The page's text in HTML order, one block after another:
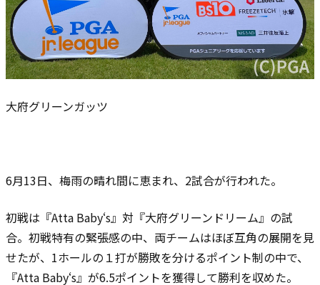
大府グリーンガッツ
6月13日、梅雨の晴れ間に恵まれ、2試合が行われた。
初戦は『Atta Baby‘s』対『大府グリーンドリーム』の試
合。初戦特有の緊張感の中、両チームはほぼ互角の展開を見
せたが、1ホールの１打が勝敗を分けるポイント制の中で、
『Atta Baby‘s』が6.5ポイントを獲得して勝利を収めた。